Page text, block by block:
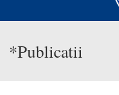
*Publicatii